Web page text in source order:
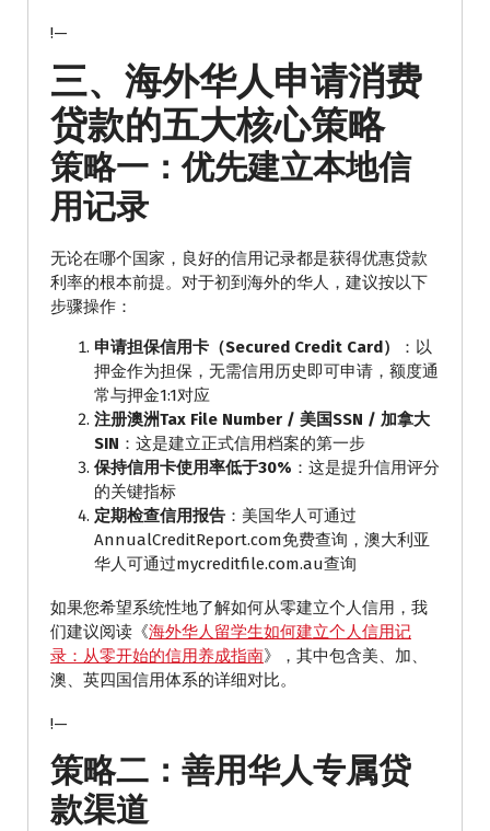
!—
三、海外华人申请消费
贷款的五大核心策略
策略一：优先建立本地信
用记录
无论在哪个国家，良好的信用记录都是获得优惠贷款
利率的根本前提。对于初到海外的华人，建议按以下
步骤操作：
申请担保信用卡（Secured Credit Card）
：以
押金作为担保，无需信用历史即可申请，额度通
常与押金1:1对应
注册澳洲Tax File Number / 美国SSN / 加拿大
SIN ：这是建立正式信用档案的第一步
保持信用卡使用率低于30% ：这是提升信用评分
的关键指标
定期检查信用报告 ：美国华人可通过
AnnualCreditReport.com免费查询，澳大利亚
华人可通过mycreditfile.com.au查询
如果您希望系统性地了解如何从零建立个人信用，我
们建议阅读《海外华人留学生如何建立个人信用记
录：从零开始的信用养成指南》，其中包含美、加、
澳、英四国信用体系的详细对比。
!—
策略二：善用华人专属贷
款渠道